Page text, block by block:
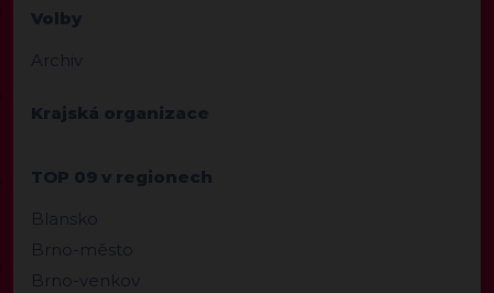
Volby
Archiv
Krajská organizace
TOP 09 v regionech
Blansko
Brno-město
Brno-venkov